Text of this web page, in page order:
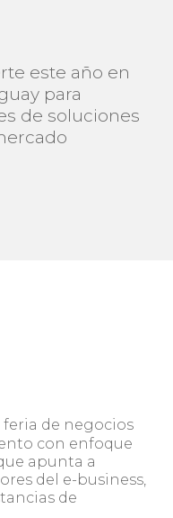
este año en
para
de soluciones
feria de negocios
con enfoque
apunta a
del e-business,
de